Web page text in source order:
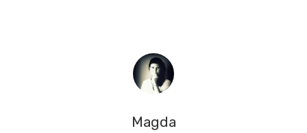
Magda